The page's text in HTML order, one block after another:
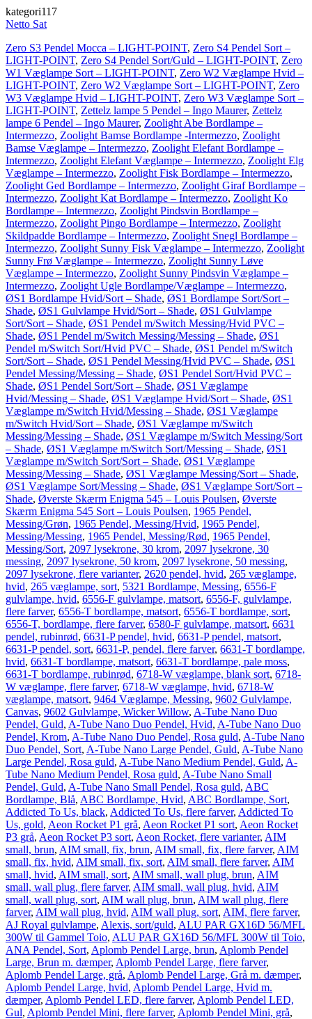
kategori117
Netto Sat
Zero S3 Pendel Mocca – LIGHT-POINT, Zero S4 Pendel Sort –
LIGHT-POINT, Zero S4 Pendel Sort/Guld – LIGHT-POINT, Zero
W1 Væglampe Sort – LIGHT-POINT, Zero W2 Væglampe Hvid –
LIGHT-POINT, Zero W2 Væglampe Sort – LIGHT-POINT, Zero
W3 Væglampe Hvid – LIGHT-POINT, Zero W3 Væglampe Sort –
LIGHT-POINT, Zettelz lampe 5 Pendel – Ingo Maurer, Zettelz
lampe 6 Pendel – Ingo Maurer, Zoolight Abe Bordlampe –
Intermezzo, Zoolight Bamse Bordlampe -Intermezzo, Zoolight
Bamse Væglampe – Intermezzo, Zoolight Elefant Bordlampe –
Intermezzo, Zoolight Elefant Væglampe – Intermezzo, Zoolight Elg
Væglampe – Intermezzo, Zoolight Fisk Bordlampe – Intermezzo,
Zoolight Ged Bordlampe – Intermezzo, Zoolight Giraf Bordlampe –
Intermezzo, Zoolight Kat Bordlampe – Intermezzo, Zoolight Ko
Bordlampe – Intermezzo, Zoolight Pindsvin Bordlampe –
Intermezzo, Zoolight Pingo Bordlampe – Intermezzo, Zoolight
Skildpadde Bordlampe – Intermezzo, Zoolight Snegl Bordlampe –
Intermezzo, Zoolight Sunny Fisk Væglampe – Intermezzo, Zoolight
Sunny Frø Væglampe – Intermezzo, Zoolight Sunny Løve
Væglampe – Intermezzo, Zoolight Sunny Pindsvin Væglampe –
Intermezzo, Zoolight Ugle Bordlampe/Væglampe – Intermezzo,
ØS1 Bordlampe Hvid/Sort – Shade, ØS1 Bordlampe Sort/Sort –
Shade, ØS1 Gulvlampe Hvid/Sort – Shade, ØS1 Gulvlampe
Sort/Sort – Shade, ØS1 Pendel m/Switch Messing/Hvid PVC –
Shade, ØS1 Pendel m/Switch Messing/Messing – Shade, ØS1
Pendel m/Switch Sort/Hvid PVC – Shade, ØS1 Pendel m/Switch
Sort/Sort – Shade, ØS1 Pendel Messing/Hvid PVC – Shade, ØS1
Pendel Messing/Messing – Shade, ØS1 Pendel Sort/Hvid PVC –
Shade, ØS1 Pendel Sort/Sort – Shade, ØS1 Væglampe
Hvid/Messing – Shade, ØS1 Væglampe Hvid/Sort – Shade, ØS1
Væglampe m/Switch Hvid/Messing – Shade, ØS1 Væglampe
m/Switch Hvid/Sort – Shade, ØS1 Væglampe m/Switch
Messing/Messing – Shade, ØS1 Væglampe m/Switch Messing/Sort
– Shade, ØS1 Væglampe m/Switch Sort/Messing – Shade, ØS1
Væglampe m/Switch Sort/Sort – Shade, ØS1 Væglampe
Messing/Messing – Shade, ØS1 Væglampe Messing/Sort – Shade,
ØS1 Væglampe Sort/Messing – Shade, ØS1 Væglampe Sort/Sort –
Shade, Øverste Skærm Enigma 545 – Louis Poulsen, Øverste
Skærm Enigma 545 Sort – Louis Poulsen, 1965 Pendel,
Messing/Grøn, 1965 Pendel, Messing/Hvid, 1965 Pendel,
Messing/Messing, 1965 Pendel, Messing/Rød, 1965 Pendel,
Messing/Sort, 2097 lysekrone, 30 krom, 2097 lysekrone, 30
messing, 2097 lysekrone, 50 krom, 2097 lysekrone, 50 messing,
2097 lysekrone, flere varianter, 2620 pendel, hvid, 265 væglampe,
hvid, 265 væglampe, sort, 5321 Bordlampe, Messing, 6556-F
gulvlampe, hvid, 6556-F gulvlampe, matsort, 6556-F, gulvlampe,
flere farver, 6556-T bordlampe, matsort, 6556-T bordlampe, sort,
6556-T, bordlampe, flere farver, 6580-F gulvlampe, matsort, 6631
pendel, rubinrød, 6631-P pendel, hvid, 6631-P pendel, matsort,
6631-P pendel, sort, 6631-P, pendel, flere farver, 6631-T bordlampe,
hvid, 6631-T bordlampe, matsort, 6631-T bordlampe, pale moss,
6631-T bordlampe, rubinrød, 6718-W væglampe, blank sort, 6718-
W væglampe, flere farver, 6718-W væglampe, hvid, 6718-W
væglampe, matsort, 9464 Væglampe, Messing, 9602 Gulvlampe,
Canvas, 9602 Gulvlampe, Wicker Willow, A-Tube Nano Duo
Pendel, Guld, A-Tube Nano Duo Pendel, Hvid, A-Tube Nano Duo
Pendel, Krom, A-Tube Nano Duo Pendel, Rosa guld, A-Tube Nano
Duo Pendel, Sort, A-Tube Nano Large Pendel, Guld, A-Tube Nano
Large Pendel, Rosa guld, A-Tube Nano Medium Pendel, Guld, A-
Tube Nano Medium Pendel, Rosa guld, A-Tube Nano Small
Pendel, Guld, A-Tube Nano Small Pendel, Rosa guld, ABC
Bordlampe, Blå, ABC Bordlampe, Hvid, ABC Bordlampe, Sort,
Addicted To Us, black, Addicted To Us, flere farver, Addicted To
Us, gold, Aeon Rocket P1 grå, Aeon Rocket P1 sort, Aeon Rocket
P3 grå, Aeon Rocket P3 sort, Aeon Rocket, flere varianter, AIM
small, brun, AIM small, fix, brun, AIM small, fix, flere farver, AIM
small, fix, hvid, AIM small, fix, sort, AIM small, flere farver, AIM
small, hvid, AIM small, sort, AIM small, wall plug, brun, AIM
small, wall plug, flere farver, AIM small, wall plug, hvid, AIM
small, wall plug, sort, AIM wall plug, brun, AIM wall plug, flere
farver, AIM wall plug, hvid, AIM wall plug, sort, AIM, flere farver,
AJ Royal gulvlampe, Alexis, sort/guld, ALU PAR GX16D 56/MFL
300W til Gammel Toio, ALU PAR GX16D 56/MFL 300W til Toio,
ANA Pendel, Sort, Aplomb Pendel Large, brun, Aplomb Pendel
Large, Brun m. dæmper, Aplomb Pendel Large, flere farver,
Aplomb Pendel Large, grå, Aplomb Pendel Large, Grå m. dæmper,
Aplomb Pendel Large, hvid, Aplomb Pendel Large, Hvid m.
dæmper, Aplomb Pendel LED, flere farver, Aplomb Pendel LED,
Gul, Aplomb Pendel Mini, flere farver, Aplomb Pendel Mini, grå,